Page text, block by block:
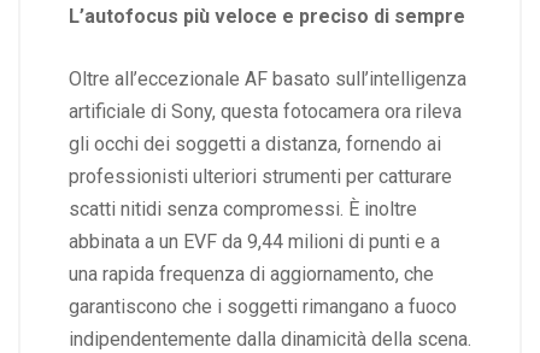
L’autofocus più veloce e preciso di sempre
Oltre all’eccezionale AF basato sull’intelligenza
artificiale di Sony, questa fotocamera ora rileva
gli occhi dei soggetti a distanza, fornendo ai
professionisti ulteriori strumenti per catturare
scatti nitidi senza compromessi. È inoltre
abbinata a un EVF da 9,44 milioni di punti e a
una rapida frequenza di aggiornamento, che
garantiscono che i soggetti rimangano a fuoco
indipendentemente dalla dinamicità della scena.